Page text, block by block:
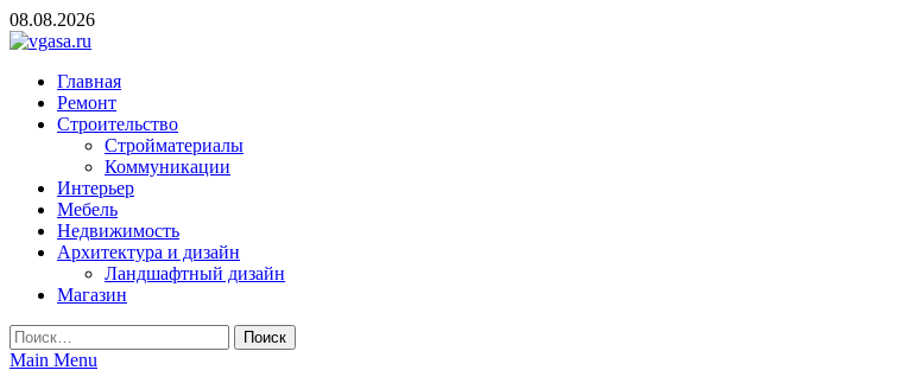
Skip
to
08.08.2026
vgasa.ru
Строительный журнал. Всё о строительстве и ремонтах
Главная
Ремонт
Строительство
Стройматериалы
Коммуникации
Интерьер
Мебель
Недвижимость
Архитектура и дизайн
Ландшафтный дизайн
Магазин
Найти:
Main Menu